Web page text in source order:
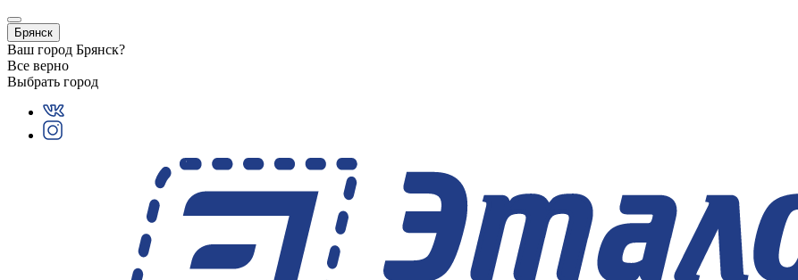
Брянск
Ваш город Брянск?
Все верно
Выбрать город